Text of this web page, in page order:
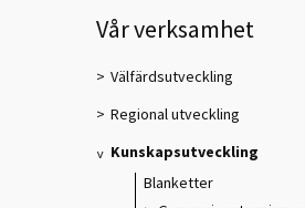
Vår verksamhet
Välfärdsutveckling
Regional utveckling
Kunskapsutveckling
Blanketter